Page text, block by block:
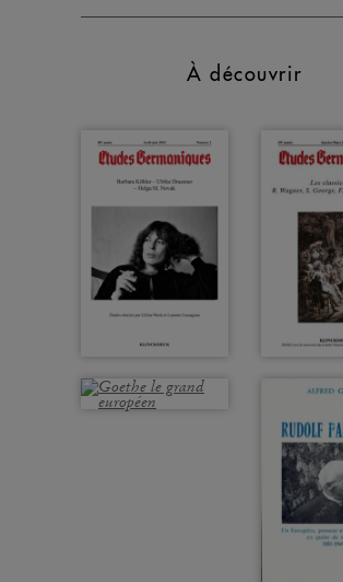
À découvrir